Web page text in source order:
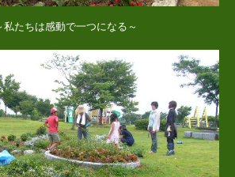
たちは感動で一つになる～